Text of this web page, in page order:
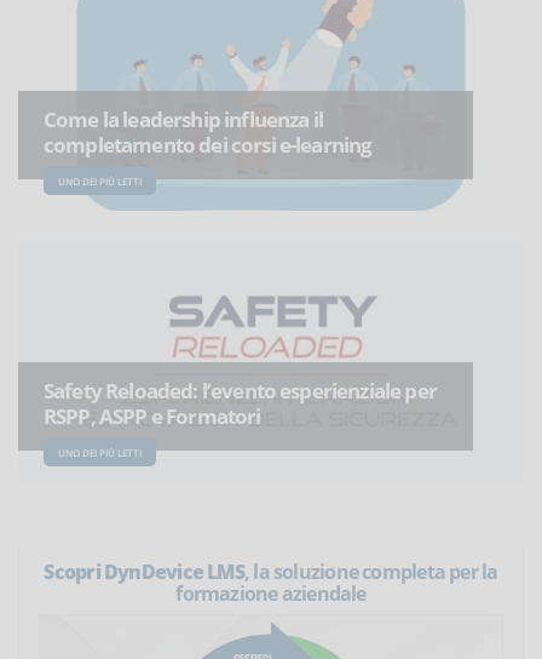
Come la leadership influenza il
completamento dei corsi e-learning
UNO DEI PIÙ LETTI
Safety Reloaded: l’evento esperienziale per
RSPP, ASPP e Formatori
UNO DEI PIÙ LETTI
Scopri DynDevice LMS, la soluzione completa per la
formazione aziendale